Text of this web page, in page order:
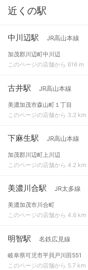
近くの駅
中川辺駅 JR高山本線
加茂郡川辺町中川辺
このページの店舗から 616 m
古井駅 JR高山本線
美濃加茂市森山町１丁目
このページの店舗から 3.2 km
下麻生駅 JR高山本線
加茂郡川辺町上川辺
このページの店舗から 4.2 km
美濃川合駅 JR太多線
美濃加茂市川合町
このページの店舗から 4.6 km
明智駅 名鉄広見線
岐阜県可児市平貝戸川田551
このページの店舗から 5.7 km